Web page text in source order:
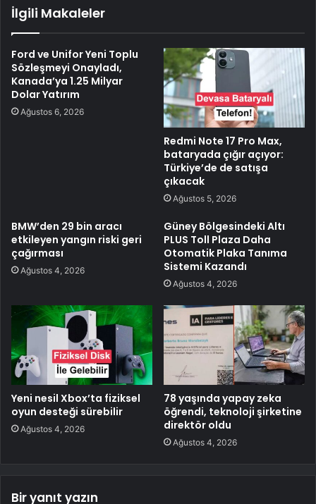
İlgili Makaleler
Ford ve Unifor Yeni Toplu
Sözleşmeyi Onayladı,
Kanada’ya 1.25 Milyar
Dolar Yatırım
Ağustos 6, 2026
Redmi Note 17 Pro Max,
bataryada çığır açıyor:
Türkiye’de de satışa
çıkacak
Ağustos 5, 2026
BMW’den 29 bin aracı
etkileyen yangın riski geri
çağırması
Ağustos 4, 2026
Güney Bölgesindeki Altı
PLUS Toll Plaza Daha
Otomatik Plaka Tanıma
Sistemi Kazandı
Ağustos 4, 2026
Yeni nesil Xbox’ta fiziksel
oyun desteği sürebilir
Ağustos 4, 2026
78 yaşında yapay zeka
öğrendi, teknoloji şirketine
direktör oldu
Ağustos 4, 2026
Bir yanıt yazın